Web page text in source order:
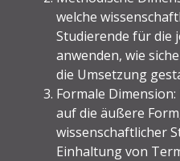
welche
Studierende für die
anwenden, wie
die Umsetzung
Formale
auf die äußere
wissenschaftlicher
Einhaltung von